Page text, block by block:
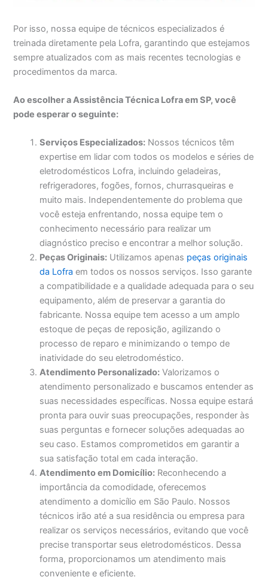
Por isso, nossa equipe de técnicos especializados é
treinada diretamente pela Lofra, garantindo que estejamos
sempre atualizados com as mais recentes tecnologias e
procedimentos da marca.
Ao escolher a Assistência Técnica Lofra em SP, você
pode esperar o seguinte:
Serviços Especializados: Nossos técnicos têm
expertise em lidar com todos os modelos e séries de
eletrodomésticos Lofra, incluindo geladeiras,
refrigeradores, fogões, fornos, churrasqueiras e
muito mais. Independentemente do problema que
você esteja enfrentando, nossa equipe tem o
conhecimento necessário para realizar um
diagnóstico preciso e encontrar a melhor solução.
Peças Originais: Utilizamos apenas peças originais
da Lofra em todos os nossos serviços. Isso garante
a compatibilidade e a qualidade adequada para o seu
equipamento, além de preservar a garantia do
fabricante. Nossa equipe tem acesso a um amplo
estoque de peças de reposição, agilizando o
processo de reparo e minimizando o tempo de
inatividade do seu eletrodoméstico.
Atendimento Personalizado: Valorizamos o
atendimento personalizado e buscamos entender as
suas necessidades específicas. Nossa equipe estará
pronta para ouvir suas preocupações, responder às
suas perguntas e fornecer soluções adequadas ao
seu caso. Estamos comprometidos em garantir a
sua satisfação total em cada interação.
Atendimento em Domicílio: Reconhecendo a
importância da comodidade, oferecemos
atendimento a domicílio em São Paulo. Nossos
técnicos irão até a sua residência ou empresa para
realizar os serviços necessários, evitando que você
precise transportar seus eletrodomésticos. Dessa
forma, proporcionamos um atendimento mais
conveniente e eficiente.